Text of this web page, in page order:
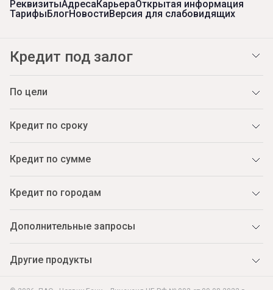
РеквизитыАдресаКарьераОткрытая информация
ТарифыБлогНовостиВерсия для слабовидящих
Кредит под залог
По цели
Кредит по сроку
Кредит по сумме
Кредит по городам
Дополнительные запросы
Другие продукты